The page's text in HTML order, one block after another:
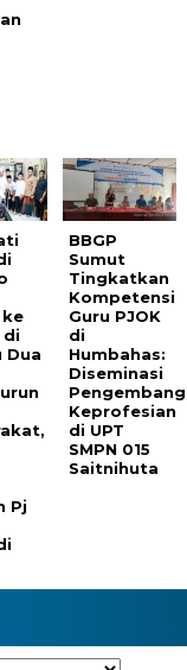
ke
di
Dua
Pj
BBGP
Sumut
Tingkatkan
Kompetensi
Guru PJOK
di
Humbahas:
Diseminasi
Keprofesian
di UPT
SMPN 015
Saitnihuta